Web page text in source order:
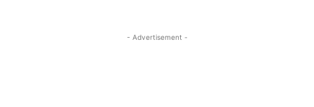
- Advertisement -